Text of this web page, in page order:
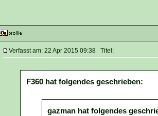
Verfasst am: 22 Apr 2015 09:38 Titel:
F360 hat folgendes geschrieben:
gazman hat folgendes